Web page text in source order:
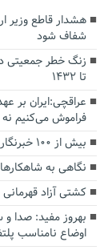
هشدار قاطع وزیر
شفاف شود
تا ۱۴۳۲
عراقچی:ایران بر
فراموش می‌کنیم
بیش از ۱۰۰ خبرنگار در یک سال اخیر اخراج شدند
نگاهی به
کشتی آزاد
بهروز مفید: صدا
اوضاع نامناسب